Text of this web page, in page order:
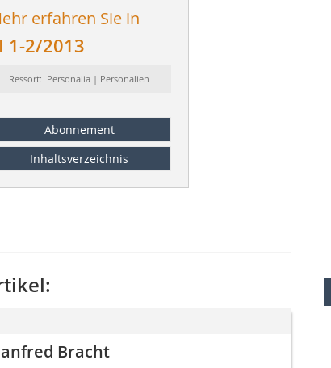
erfahren Sie in
1-2/2013
Ressort: Personalia | Personalien
Abonnement
Inhaltsverzeichnis
Bracht